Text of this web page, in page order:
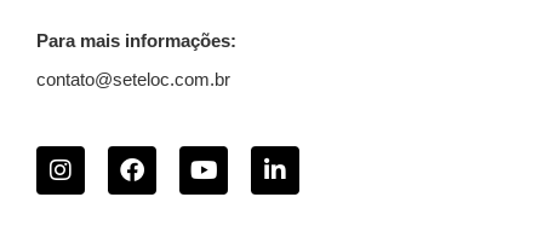
Para mais informações:
contato@seteloc.com.br